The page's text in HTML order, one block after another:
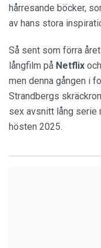
hårresande böcker,
av hans stora
Så sent som förra
långfilm på Netflix
men denna gången i
Strandbergs
sex avsnitt lång serie
hösten 2025.